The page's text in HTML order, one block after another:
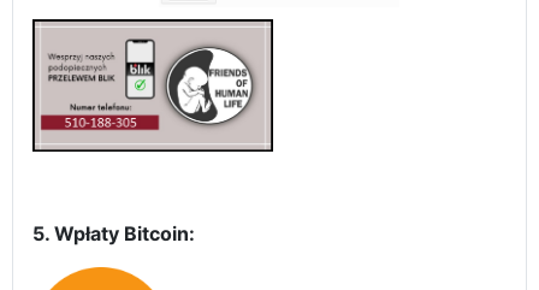
5. Wpłaty Bitcoin: